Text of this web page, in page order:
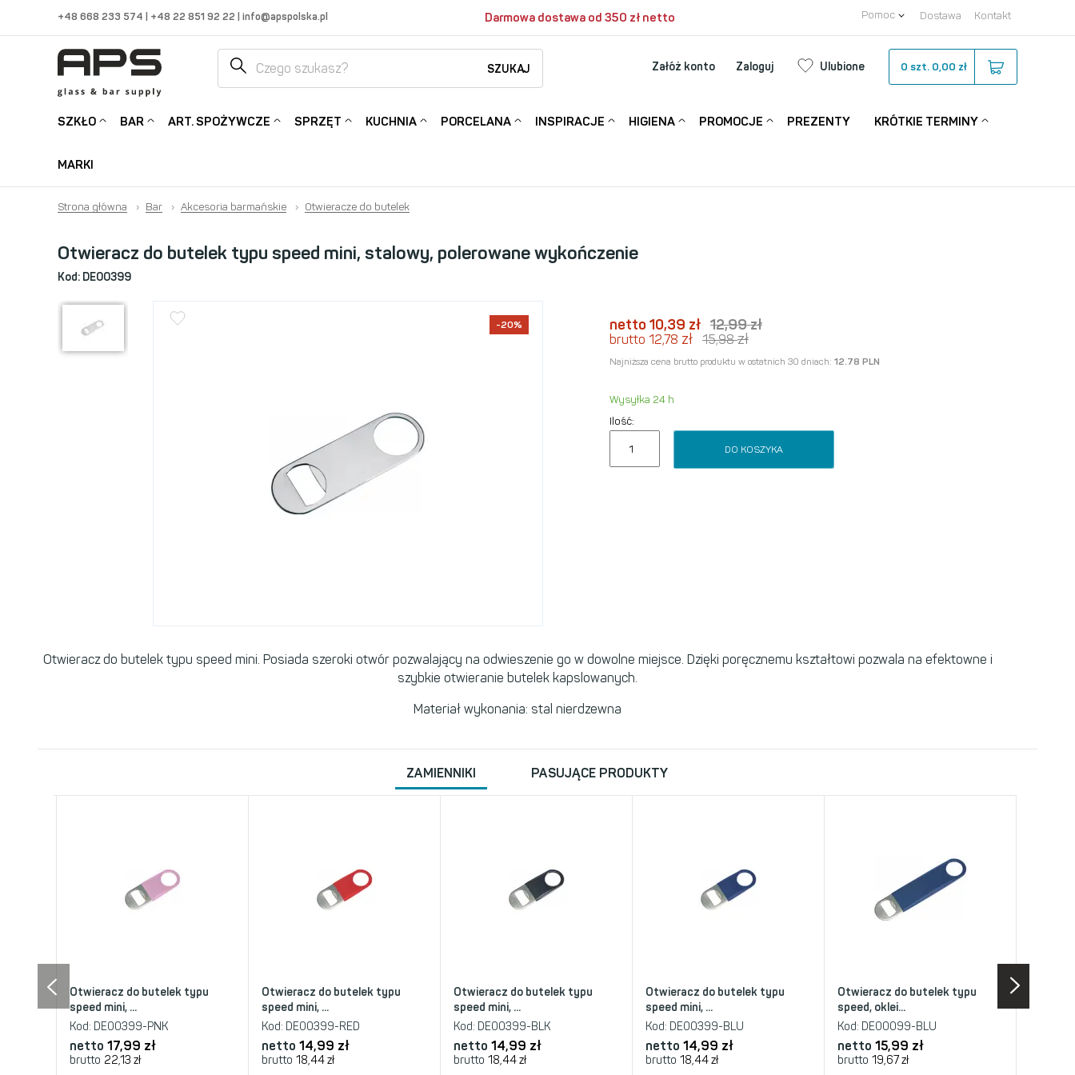
+48 668 233 574 | +48 22 851 92 22 | info@apspolska.pl Darmowa dostawa od 350 zł netto Pomoc Dostawa Kontakt
SZUKAJ Załóż konto Zaloguj Ulubione 0 szt. 0,00 zł
SZKŁO BAR ART. SPOŻYWCZE SPRZĘT KUCHNIA PORCELANA INSPIRACJE HIGIENA PROMOCJE PREZENTY KRÓTKIE TERMINY
MARKI
Strona główna › Bar › Akcesoria barmańskie › Otwieracze do butelek
Otwieracz do butelek typu speed mini, stalowy, polerowane wykończenie
Kod: DE00399
-20% netto 10,39 zł 12,99zł
brutto 12,78 zł 15,98zł
Najniższa cena brutto produktu w ostatnich 30 dniach:12.78 PLN
Wysyłka 24 h
Ilość:
DO KOSZYKA
Otwieracz do butelek typu speed mini. Posiada szeroki otwór pozwalający na odwieszenie go w dowolne miejsce. Dzięki poręcznemu kształtowi pozwala na efektowne i
szybkie otwieranie butelek kapslowanych.
Materiał wykonania: stal nierdzewna
ZAMIENNIKI PASUJĄCE PRODUKTY
Otwieracz do butelek typu
speed mini, ...
Kod: DE00399-PNK
netto 17,99 zł
brutto 22,13 zł
Otwieracz do butelek typu
speed mini, ...
Kod: DE00399-RED
netto 14,99 zł
brutto 18,44 zł
Otwieracz do butelek typu
speed mini, ...
Kod: DE00399-BLK
netto 14,99 zł
brutto 18,44 zł
Otwieracz do butelek typu
speed mini, ...
Kod: DE00399-BLU
netto 14,99 zł
brutto 18,44 zł
Otwieracz do butelek typu
speed, oklei...
Kod: DE00099-BLU
netto 15,99 zł
brutto 19,67 zł